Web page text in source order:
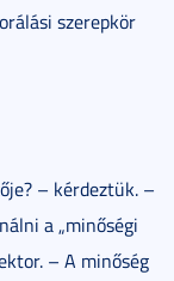
szerepkör
– kérdeztük. –
a „minőségi
– A minőség